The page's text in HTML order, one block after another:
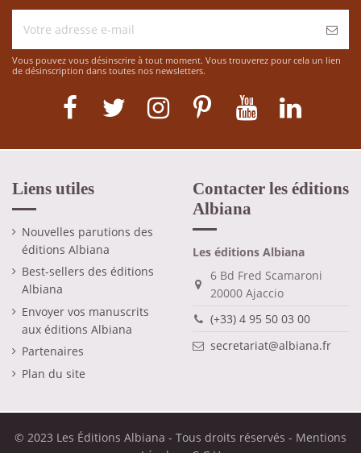
Vous pouvez vous désinscrire à tout moment. Vous trouverez pour cela un lien
de désinscription dans toutes nos newsletters.
Liens utiles
Nouvelles parutions des
éditions Albiana
Best-sellers des éditions
Albiana
Envoyer vos manuscrits
aux éditions Albiana
Partenaires
Plan du site
Contacter les éditions
Albiana
Les éditions Albiana
6 Bd Fred Scamaroni
20000 Ajaccio
(+33) 4 95 50 03 00
secretariat@albiana.fr
© 2023 Les Éditions Albiana - Tous droits réservés - Mentions